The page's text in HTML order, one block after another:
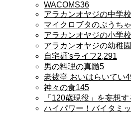
WACOMS36
アラカンオヤジの中学
マイクロブタのぶうち
アラカンオヤジの小学
アラカンオヤジの幼稚
自宅麺'sライフ2,291
男の料理の真髄5
老祓亭 おいはらいてい
神々の食145
「120歳現役」を妄想
ハイパワー！バイタミ